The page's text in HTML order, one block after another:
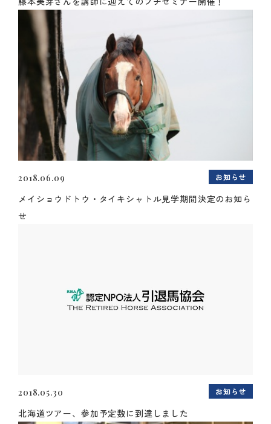
2018.06.09 お知らせ
メイショウドトウ・タイキシャトル見学期間決定のお知ら
せ
2018.05.30 お知らせ
北海道ツアー、参加予定数に到達しました